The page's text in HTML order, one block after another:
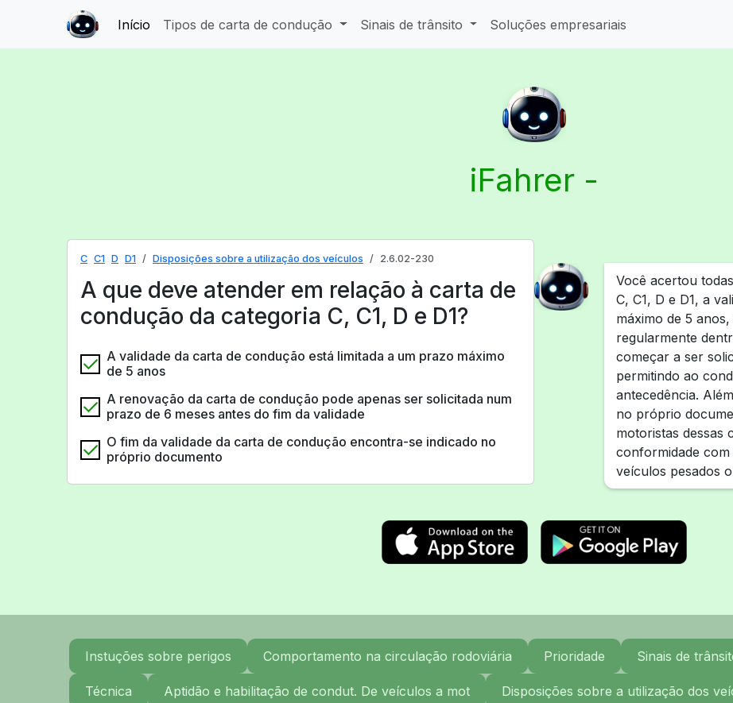
Início Tipos de carta de condução Sinais de trânsito Soluções empresariais
iFahrer -
C C1 D D1 Disposições sobre a utilização dos veículos 2.6.02-230
A que deve atender em relação à carta de
condução da categoria C, C1, D e D1?
A validade da carta de condução está limitada a um prazo máximo
de 5 anos
A renovação da carta de condução pode apenas ser solicitada num
prazo de 6 meses antes do fim da validade
O fim da validade da carta de condução encontra-se indicado no
próprio documento
Você acertou
C, C1, D e D1, a
máximo de 5
regularmente
começar a ser
permitindo ao
antecedência.
no próprio
motoristas dessas
conformidade com
veículos pesados
Instuções sobre perigos Comportamento na circulação rodoviária Prioridade Sinais de
Técnica Aptidão e habilitação de condut. De veículos a mot Disposições sobre a utilização dos